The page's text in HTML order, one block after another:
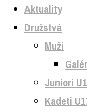
Aktuality
Družstvá
Muži
Juniori
Kadeti